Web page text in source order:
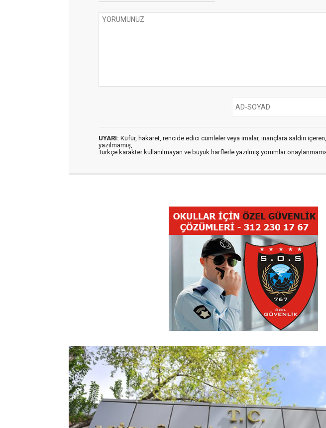
UYARI: Küfür, hakaret, rencide edici cümleler veya imalar, inançlara saldırı
yazılmamış,
Türkçe karakter kullanılmayan ve büyük harflerle yazılmış yorumlar